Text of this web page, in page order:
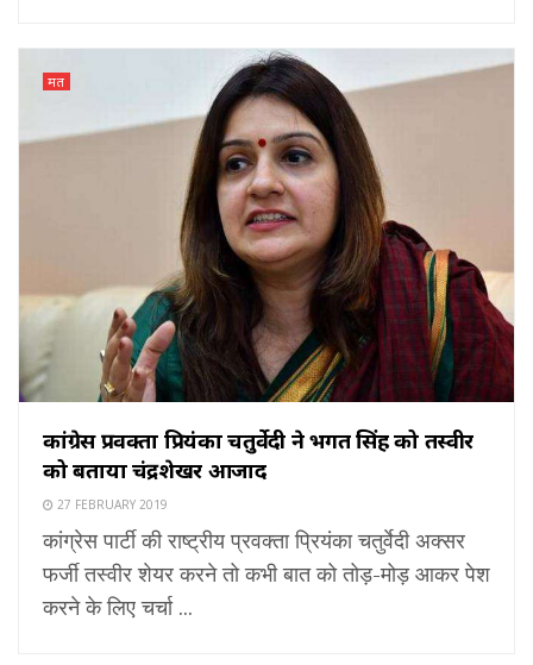
मत
कांग्रेस प्रवक्ता प्रियंका चतुर्वेदी ने भगत सिंह को तस्वीर
को बताया चंद्रशेखर आजाद
27 FEBRUARY 2019
कांग्रेस पार्टी की राष्ट्रीय प्रवक्ता प्रियंका चतुर्वेदी अक्सर
फर्जी तस्वीर शेयर करने तो कभी बात को तोड़-मोड़ आकर पेश
करने के लिए चर्चा ...